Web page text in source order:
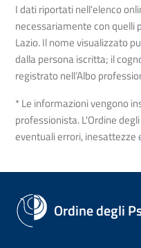
I dati riportati nell'elenco
necessariamente con quelli
Lazio. Il nome visualizzato
dalla persona iscritta; il
registrato nell’Albo
* Le informazioni vengono
professionista. L'Ordine
eventuali errori,
Ordine degli